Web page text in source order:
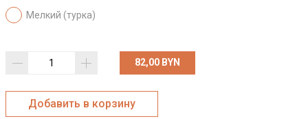
Мелкий (турка)
82,00 BYN